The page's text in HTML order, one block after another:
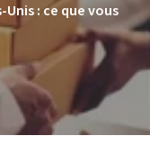
: ce que vous